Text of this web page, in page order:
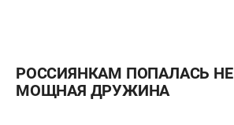
РОССИЯНКАМ ПОПАЛАСЬ
МОЩНАЯ ДРУЖИНА